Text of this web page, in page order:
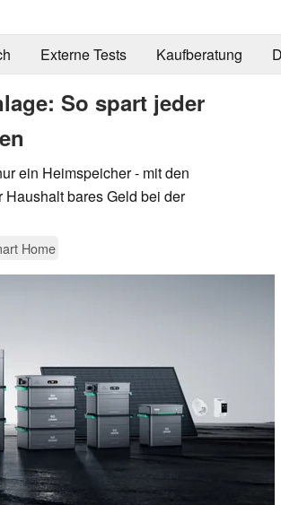
Externe Tests Kaufberatung
So spart jeder
ein Heimspeicher - mit den
bares Geld bei der
Home